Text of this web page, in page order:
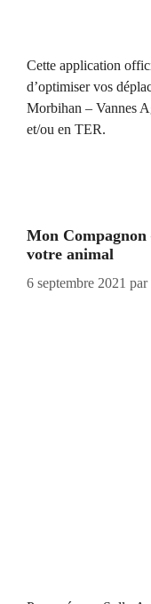
Cette application
d’optimiser vos
Morbihan – Vannes
et/ou en TER.
Mon Compagnon
votre animal
6 septembre 2021 par